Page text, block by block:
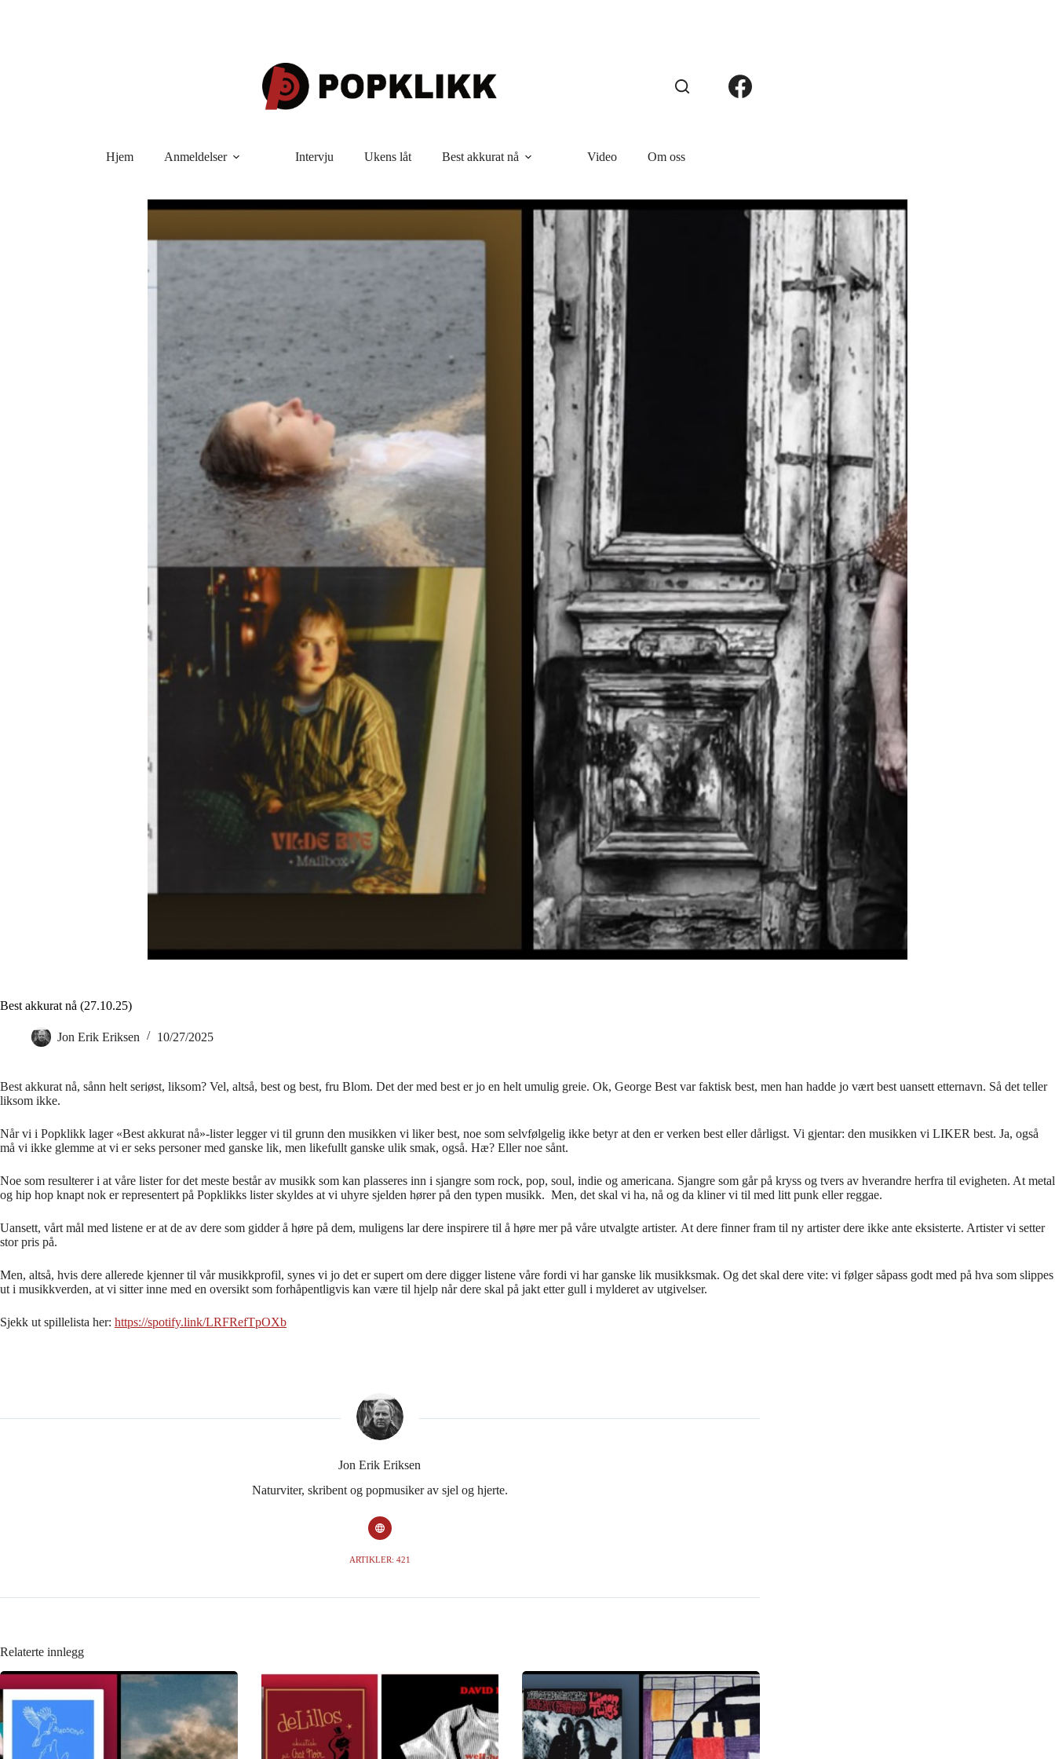
Hjem Anmeldelser Intervju Ukens låt Best akkurat nå Video Om oss
Best akkurat nå (27.10.25)
Jon Erik Eriksen 10/27/2025
Best akkurat nå, sånn helt seriøst, liksom? Vel, altså, best og best, fru Blom. Det der med best er jo en helt umulig greie. Ok, George Best var faktisk best, men han hadde jo vært best uansett etternavn. Så det teller
liksom ikke.
Når vi i Popklikk lager «Best akkurat nå»-lister legger vi til grunn den musikken vi liker best, noe som selvfølgelig ikke betyr at den er verken best eller dårligst. Vi gjentar: den musikken vi LIKER best. Ja, også
må vi ikke glemme at vi er seks personer med ganske lik, men likefullt ganske ulik smak, også. Hæ? Eller noe sånt.
Noe som resulterer i at våre lister for det meste består av musikk som kan plasseres inn i sjangre som rock, pop, soul, indie og americana. Sjangre som går på kryss og tvers av hverandre herfra til evigheten. At metal
og hip hop knapt nok er representert på Popklikks lister skyldes at vi uhyre sjelden hører på den typen musikk. Men, det skal vi ha, nå og da kliner vi til med litt punk eller reggae.
Uansett, vårt mål med listene er at de av dere som gidder å høre på dem, muligens lar dere inspirere til å høre mer på våre utvalgte artister. At dere finner fram til ny artister dere ikke ante eksisterte. Artister vi setter
stor pris på.
Men, altså, hvis dere allerede kjenner til vår musikkprofil, synes vi jo det er supert om dere digger listene våre fordi vi har ganske lik musikksmak. Og det skal dere vite: vi følger såpass godt med på hva som slippes
ut i musikkverden, at vi sitter inne med en oversikt som forhåpentligvis kan være til hjelp når dere skal på jakt etter gull i mylderet av utgivelser.
Sjekk ut spillelista her: https://spotify.link/LRFRefTpOXb
Jon Erik Eriksen
Naturviter, skribent og popmusiker av sjel og hjerte.
ARTIKLER: 421
Relaterte innlegg